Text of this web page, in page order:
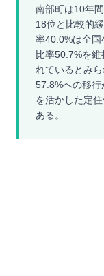
南部町は10年
18位と比較的
率40.0%は全国
比率50.7%を
れているとみ
57.8%への移
を活かした定
ある。